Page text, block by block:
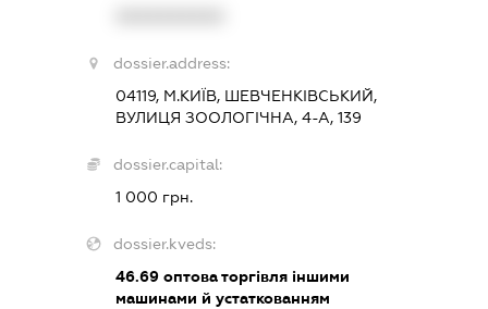
dossier.address:
04119, М.КИЇВ, ШЕВЧЕНКІВСЬКИЙ,
ВУЛИЦЯ ЗООЛОГІЧНА, 4-А, 139
dossier.capital:
1 000 грн.
dossier.kveds:
46.69 оптова торгівля іншими
машинами й устаткованням